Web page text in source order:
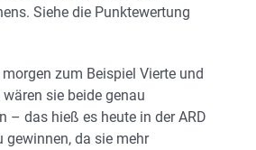
Siehe die Punktewertung
zum Beispiel Vierte und
sie beide genau
– das hieß es heute in der ARD
gewinnen, da sie mehr